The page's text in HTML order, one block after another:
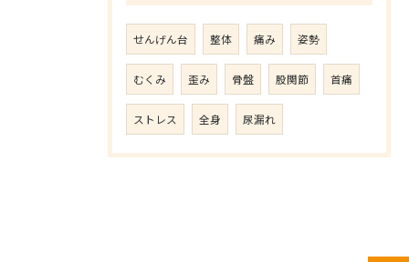
せんげん台 整体 痛み 姿勢
むくみ 歪み 骨盤 股関節 首痛
ストレス 全身 尿漏れ